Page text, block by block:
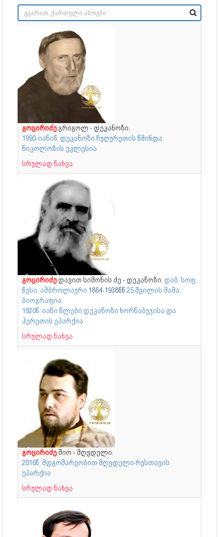
გოცირიძე გრიგოლ - დეკანოზი.
1990-იანიწ. დეკანოზი ჩუღურეთის წმინდა
ნიკოლოზის ეკლესია
სრულად ნახვა
გოცირიძე დავით სიმონის ძე - დეკანოზი. დაბ. სოფ.
წესი, ამბროლაური 1864-1938წწ 25 შვილის მამა,
ბიოგრაფია
1920წ. იანი წლები დეკანოზი ხორნაბუჯისა და
ჰერეთის ეპარქია
სრულად ნახვა
გოცირიძე შიო - მღვდელი.
2016წ. მდგომარეობით მღვდელი რუსთავის
ეპარქია
სრულად ნახვა